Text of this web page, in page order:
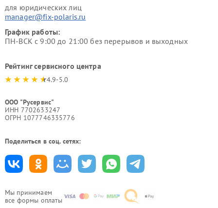
Мы принимаем
все формы оплаты
для юридических лиц
manager@fix-polaris.ru
График работы:
ПН-ВСК с 9:00 до 21:00 без перерывов и выходных
Рейтинг сервисного центра
4.9-5.0
ООО "Русервис"
ИНН 7702633247
ОГРН 1077746335776
Поделиться в соц. сетях: